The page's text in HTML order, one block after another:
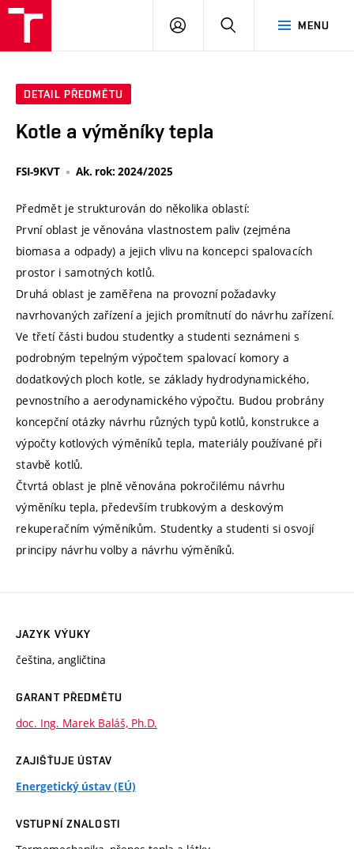
MENU
PŘIHLÁSIT
DETAIL PŘEDMĚTU
Kotle a výměníky tepla
FSI-9KVT Ak. rok: 2024/2025
Předmět je strukturován do několika oblastí:
První oblast je věnována vlastnostem paliv (zejména
biomasa a odpady) a jejich vlivu na koncepci spalovacích
prostor i samotných kotlů.
Druhá oblast je zaměřena na provozní požadavky
navrhovaných zařízení a jejich promítnutí do návrhu zařízení.
Ve třetí části budou studentky a studenti seznámeni s
podrobným tepelným výpočtem spalovací komory a
dodatkových ploch kotle, se základy hydrodynamického,
pevnostního a aerodynamického výpočtu. Budou probrány
koncepční otázky návrhu různých typů kotlů, konstrukce a
výpočty kotlových výměníků tepla, materiály používané při
stavbě kotlů.
Čtvrtá oblast je plně věnována pokročilému návrhu
výměníku tepla, především trubkovým a deskovým
rekuperačním výměníkům. Studentky a studenti si osvojí
principy návrhu volby a návrhu výměníků.
JAZYK VÝUKY
čeština, angličtina
GARANT PŘEDMĚTU
doc. Ing. Marek Baláš, Ph.D.
ZAJIŠŤUJE ÚSTAV
Energetický ústav (EÚ)
VSTUPNÍ ZNALOSTI